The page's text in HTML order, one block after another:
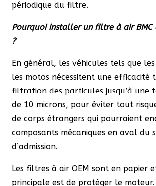
périodique du filtre.
Pourquoi installer un filtre à air BMC
?
En général, les véhicules tels que
les motos nécessitent une efficacité
filtration des particules jusqu’à une
de 10 microns, pour éviter tout
de corps étrangers qui pourraient
composants mécaniques en aval du
d’admission.
Les filtres à air OEM sont en papier
principale est de protéger le moteur.